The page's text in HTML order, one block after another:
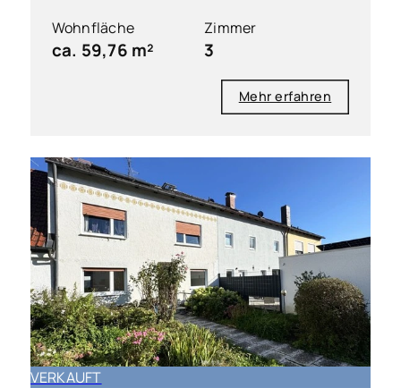
Wohnfläche
ca. 59,76 m²
Zimmer
3
Mehr erfahren
VERKAUFT